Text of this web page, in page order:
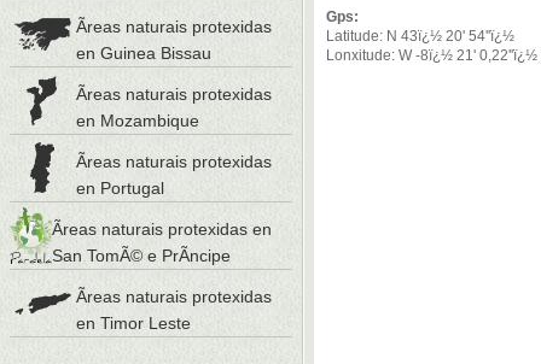
Ãreas naturais protexidas
en Guinea Bissau
Ãreas naturais protexidas
en Mozambique
Ãreas naturais protexidas
en Portugal
Ãreas naturais protexidas en
San TomÃ© e PrÃ­ncipe
Ãreas naturais protexidas
en Timor Leste
Gps:
Latitude: N 43ï¿½ 20' 54''ï¿½
Lonxitude: W -8ï¿½ 21' 0,22''ï¿½